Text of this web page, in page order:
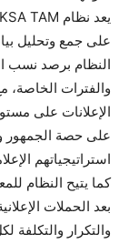
على جمع وتحليل
النظام برصد نسب
والفترات الخاصة،
الإعلانات على
على حصة الجمهور
استراتيجياتهم
كما يتيح النظام
بعد الحملات